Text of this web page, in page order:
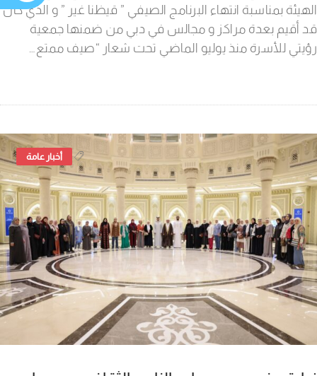
الهيئة بمناسبة انتهاء البرنامج الصيفي ” قيظنا غير ” و الذي كان
قد أقيم بعدة مراكز و مجالس في دبي من ضمنها جمعية
رؤيتي للأسرة منذ يوليو الماضي تحت شعار “صيف ممتع…
أخبار عامة ,